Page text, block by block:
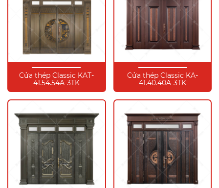
Cửa thép Classic KAT-
41.54.54A-3TK
Cửa thép Classic KA-
41.40.40A-3TK